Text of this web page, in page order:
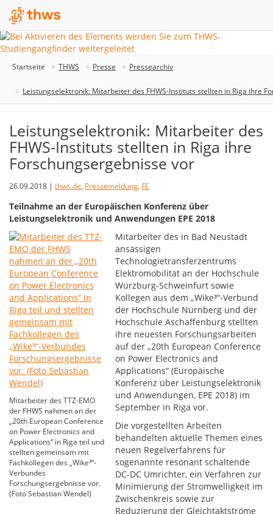
Startseite THWS Presse Pressearchiv
Leistungselektronik: Mitarbeiter des FHWS-Instituts stellten in Riga ihre
Leistungselektronik: Mitarbeiter des
FHWS-Instituts stellten in Riga ihre
Forschungsergebnisse vor
26.09.2018 | thws.de, Pressemeldung, FE
Teilnahme an der Europäischen Konferenz über
Leistungselektronik und Anwendungen EPE 2018
Mitarbeiter des TTZ-EMO
der FHWS nahmen an der
„20th European Conference
on Power Electronics and
Applications“ in Riga teil und
stellten gemeinsam mit
Fachkollegen des „Wike³“-
Verbundes
Forschungsergebnisse vor.
(Foto Sebastian Wendel)
Mitarbeiter des in Bad Neustadt
ansässigen
Technologietransferzentrums
Elektromobilität an der Hochschule
Würzburg-Schweinfurt sowie
Kollegen aus dem „Wike³“-Verbund
der Hochschule Nürnberg und der
Hochschule Aschaffenburg stellten
ihre neuesten Forschungsarbeiten
auf der „20th European Conference
on Power Electronics and
Applications“ (Europäische
Konferenz über Leistungselektronik
und Anwendungen, EPE 2018) im
September in Riga vor.
Die vorgestellten Arbeiten
behandelten aktuelle Themen eines
neuen Regelverfahrens für
sogenannte resonant schaltende
DC-DC Umrichter, ein Verfahren zur
Minimierung der Stromwelligkeit im
Zwischenkreis sowie zur
Reduzierung der Gleichtaktströme